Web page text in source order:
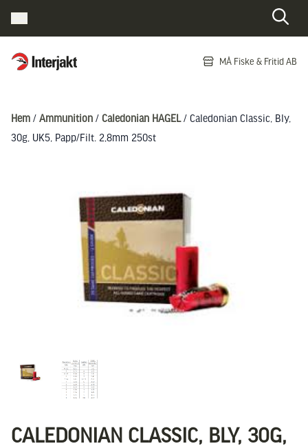
Interjakt SE MÅ Fiske & Fritid AB
Hem / Ammunition / Caledonian HAGEL / Caledonian Classic, Bly,
30g, UK5, Papp/Filt. 2,8mm 250st
CALEDONIAN CLASSIC, BLY, 30G,